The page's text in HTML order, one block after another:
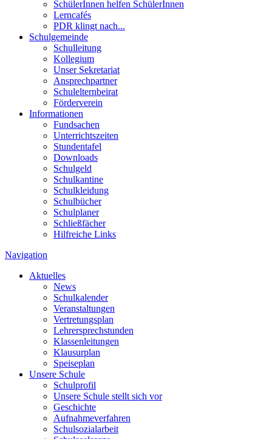
SchülerInnen helfen SchülerInnen
Lerncafés
PDR klingt nach...
Schulgemeinde
Schulleitung
Kollegium
Unser Sekretariat
Ansprechpartner
Schulelternbeirat
Förderverein
Informationen
Fundsachen
Unterrichtszeiten
Stundentafel
Downloads
Schulgeld
Schulkantine
Schulkleidung
Schulbücher
Schulplaner
Schließfächer
Hilfreiche Links
Navigation
Aktuelles
News
Schulkalender
Veranstaltungen
Vertretungsplan
Lehrersprechstunden
Klassenleitungen
Klausurplan
Speiseplan
Unsere Schule
Schulprofil
Unsere Schule stellt sich vor
Geschichte
Aufnahmeverfahren
Schulsozialarbeit